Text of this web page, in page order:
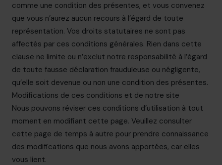
comme une condition des présentes, et vous convenez
que vous n’aurez aucun recours à l’égard de toute
représentation. Vos droits statutaires ne sont pas
affectés par ces conditions générales. Rien dans cette
clause ne limite ou n’exclut notre responsabilité à l’égard
de toute fausse déclaration frauduleuse ou négligente,
qu’elle soit devenue ou non une condition des présentes.
Modifications de ces conditions et de notre site
Nous pouvons réviser ces conditions d’utilisation à tout
moment en modifiant cette page. Veuillez consulter
cette page de temps à autre pour prendre connaissance
des modifications que nous avons apportées, car elles
vous lient.